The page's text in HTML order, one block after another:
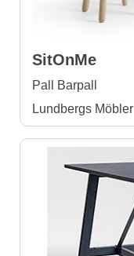
SitOnMe
Pall Barpall
Lundbergs Möbler